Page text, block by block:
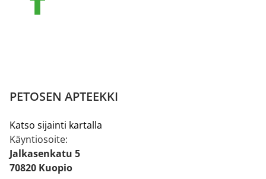
PETOSEN APTEEKKI
Katso sijainti kartalla
Käyntiosoite:
Jalkasenkatu 5
70820 Kuopio